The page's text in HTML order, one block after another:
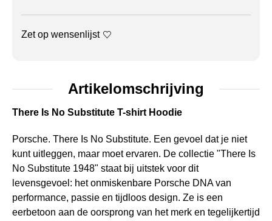
Zet op wensenlijst
Artikelomschrijving
There Is No Substitute T-shirt Hoodie
Porsche. There Is No Substitute. Een gevoel dat je niet
kunt uitleggen, maar moet ervaren. De collectie "There Is
No Substitute 1948" staat bij uitstek voor dit
levensgevoel: het onmiskenbare Porsche DNA van
performance, passie en tijdloos design. Ze is een
eerbetoon aan de oorsprong van het merk en tegelijkertijd